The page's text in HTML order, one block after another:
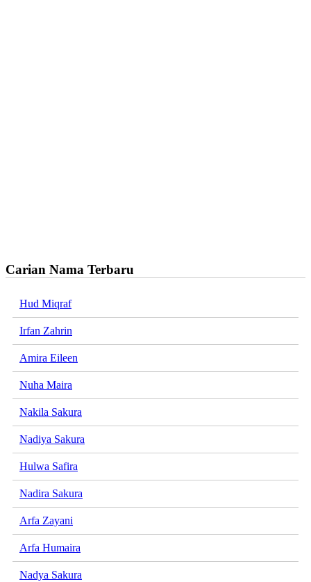
Carian Nama Terbaru
Hud Miqraf
Irfan Zahrin
Amira Eileen
Nuha Maira
Nakila Sakura
Nadiya Sakura
Hulwa Safira
Nadira Sakura
Arfa Zayani
Arfa Humaira
Nadya Sakura